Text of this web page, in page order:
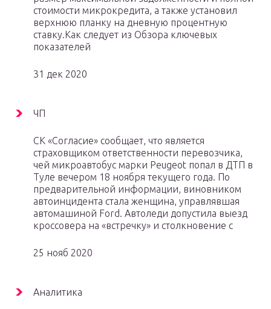
стоимости микрокредита, а также установил
верхнюю планку на дневную процентную
ставку.Как следует из Обзора ключевых
показателей
31 дек 2020
ЧП
СК «Согласие» сообщает, что является
страховщиком ответственности перевозчика,
чей микроавтобус марки Peugeot попал в ДТП в
Туле вечером 18 ноября текущего года. По
предварительной информации, виновником
автоинцидента стала женщина, управлявшая
автомашиной Ford. Автоледи допустила выезд
кроссовера на «встречку» и столкновение с
25 нояб 2020
Аналитика